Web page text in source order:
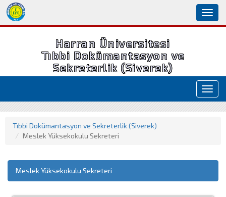
Harran Üniversitesi
Tıbbi Dokümantasyon ve
Sekreterlik (Siverek)
Tıbbi Dokümantasyon ve Sekreterlik (Siverek)
Meslek Yüksekokulu Sekreteri
Meslek Yüksekokulu Sekreteri